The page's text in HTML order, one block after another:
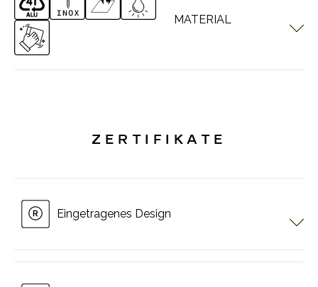
MATERIAL
PERGOTECH Systeme bestehen aus Aluminiumstruktur. Es
ZERTIFIKATE
Eingetragenes Design